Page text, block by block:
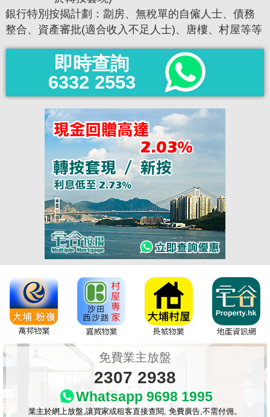
銀行特別按揭計劃：劏房、無稅單的自僱人士、債務
整合、資產審批(適合收入不足人士)、唐樓、村屋等等
即時查詢
6332 2553
免費業主放盤
2307 2938
Whatsapp 9698 1995
業主於網上放盤,讓買家或租客直接查閱, 免費廣告,不需付佣。